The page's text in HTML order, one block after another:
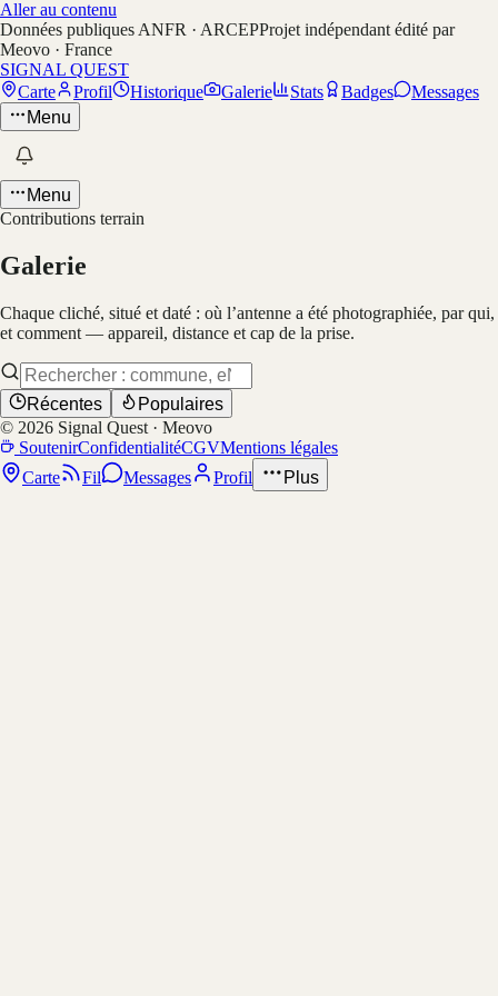
Aller au contenu
Données publiques ANFR · ARCEPProjet indépendant édité par
Meovo · France
SIGNAL QUEST
Carte
Profil Historique Galerie Stats Badges
Messages
Menu
Menu
Contributions terrain
Galerie
Chaque cliché, situé et daté : où l’antenne a été photographiée, par qui,
et comment — appareil, distance et cap de la prise.
Récentes
Populaires
© 2026 Signal Quest · Meovo
SoutenirConfidentialitéCGVMentions légales
Carte
Fil Messages Profil Plus